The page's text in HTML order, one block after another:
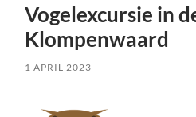
Vogelexcursie in
Klompenwaard
1 APRIL 2023